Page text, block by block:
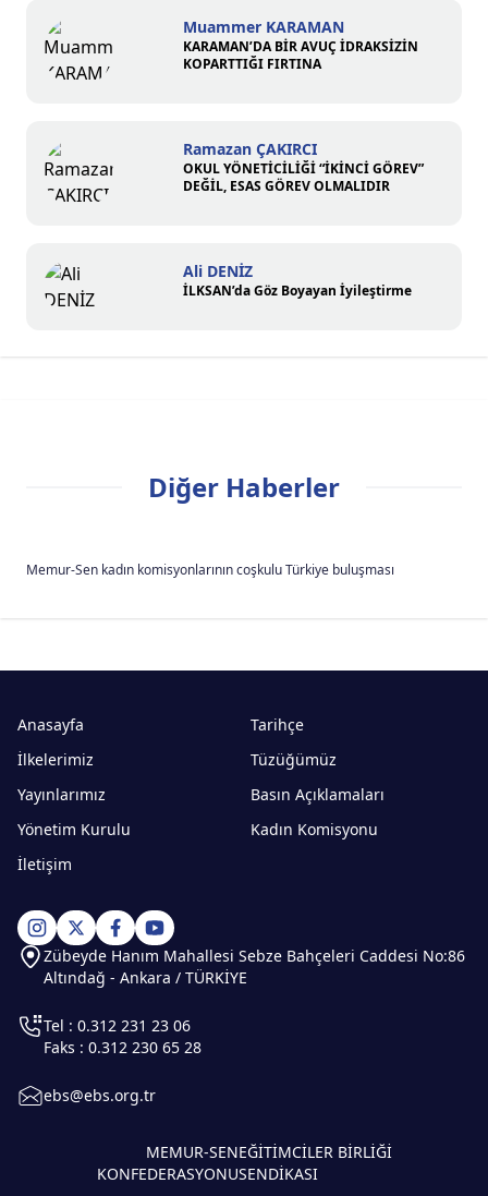
Muammer KARAMAN
KARAMAN’DA BİR AVUÇ İDRAKSİZİN
KOPARTTIĞI FIRTINA
Ramazan ÇAKIRCI
OKUL YÖNETİCİLİĞİ “İKİNCİ GÖREV”
DEĞİL, ESAS GÖREV OLMALIDIR
Ali DENİZ
İLKSAN’da Göz Boyayan İyileştirme
Diğer Haberler
Memur-Sen kadın komisyonlarının coşkulu Türkiye buluşması
Anasayfa
Tarihçe
İlkelerimiz
Tüzüğümüz
Yayınlarımız
Basın Açıklamaları
Yönetim Kurulu
Kadın Komisyonu
İletişim
MEMUR-SEN
KONFEDERASYONU
EĞİTİMCİLER BİRLİĞİ
SENDİKASI
Zübeyde Hanım Mahallesi Sebze Bahçeleri Caddesi No:86
Altındağ - Ankara / TÜRKİYE
Tel : 0.312 231 23 06
Faks : 0.312 230 65 28
ebs@ebs.org.tr